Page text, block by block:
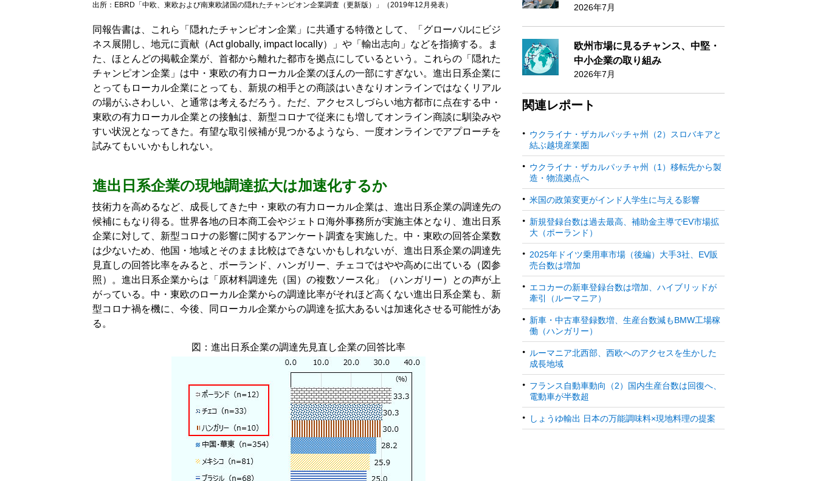
出所：EBRD「中欧、東欧および南東欧諸国の隠れたチャンピオン企業調査（更新版）」（2019年12月発表）
同報告書は、これら「隠れたチャンピオン企業」に共通する特徴として、「グローバルにビジ
ネス展開し、地元に貢献（Act globally, impact locally）」や「輸出志向」などを指摘する。ま
た、ほとんどの掲載企業が、首都から離れた都市を拠点にしているという。これらの「隠れた
チャンピオン企業」は中・東欧の有力ローカル企業のほんの一部にすぎない。進出日系企業に
とってもローカル企業にとっても、新規の相手との商談はいきなりオンラインではなくリアル
の場がふさわしい、と通常は考えるだろう。ただ、アクセスしづらい地方都市に点在する中・
東欧の有力ローカル企業との接触は、新型コロナで従来にも増してオンライン商談に馴染みや
すい状況となってきた。有望な取引候補が見つかるようなら、一度オンラインでアプローチを
試みてもいいかもしれない。
進出日系企業の現地調達拡大は加速化するか
技術力を高めるなど、成長してきた中・東欧の有力ローカル企業は、進出日系企業の調達先の
候補にもなり得る。世界各地の日本商工会やジェトロ海外事務所が実施主体となり、進出日系
企業に対して、新型コロナの影響に関するアンケート調査を実施した。中・東欧の回答企業数
は少ないため、他国・地域とそのまま比較はできないかもしれないが、進出日系企業の調達先
見直しの回答比率をみると、ポーランド、ハンガリー、チェコではやや高めに出ている（図参
照）。進出日系企業からは「原材料調達先（国）の複数ソース化」（ハンガリー）との声が上
がっている。中・東欧のローカル企業からの調達比率がそれほど高くない進出日系企業も、新
型コロナ禍を機に、今後、同ローカル企業からの調達を拡大あるいは加速化させる可能性があ
る。
図：進出日系企業の調達先見直し企業の回答比率
2026年7月
欧州市場に見るチャンス、中堅・
中小企業の取り組み
2026年7月
関連レポート
ウクライナ・ザカルパッチャ州（2）スロバキアと
結ぶ越境産業圏
ウクライナ・ザカルパッチャ州（1）移転先から製
造・物流拠点へ
米国の政策変更がインド人学生に与える影響
新規登録台数は過去最高、補助金主導でEV市場拡
大（ポーランド）
2025年ドイツ乗用車市場（後編）大手3社、EV販
売台数は増加
エコカーの新車登録台数は増加、ハイブリッドが
牽引（ルーマニア）
新車・中古車登録数増、生産台数減もBMW工場稼
働（ハンガリー）
ルーマニア北西部、西欧へのアクセスを生かした
成長地域
フランス自動車動向（2）国内生産台数は回復へ、
電動車が半数超
しょうゆ輸出 日本の万能調味料×現地料理の提案